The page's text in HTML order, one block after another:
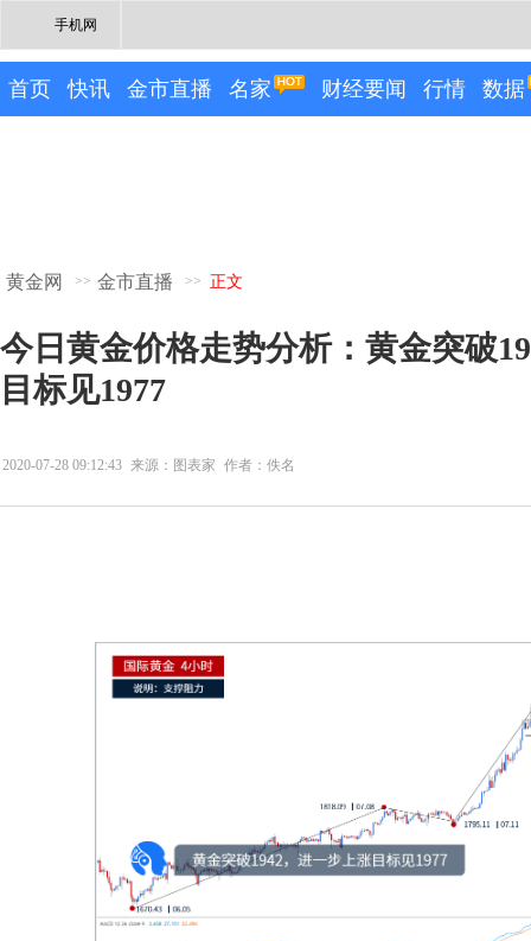
手机网
首页 快讯 金市直播 名家 财经要闻 行情 数据
黄金网 >> 金市直播 >> 正文
今日黄金价格走势分析：黄金突破
目标见1977
2020-07-28 09:12:43 来源：图表家 作者：佚名